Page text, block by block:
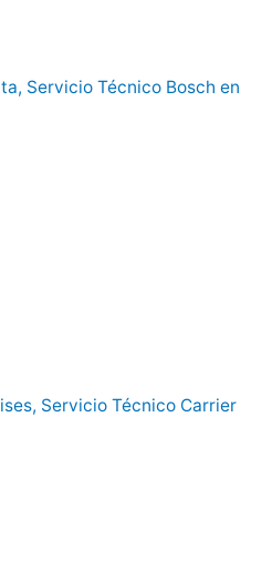
Servicio Técnico Bosch en
Servicio Técnico Carrier